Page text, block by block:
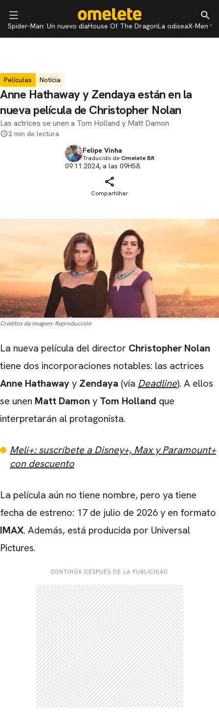
Spider-Man: Un nuevo díaHouse Of The DragonLa odiseaX-Men 97
Películas Notícia
Anne Hathaway y Zendaya están en la
nueva película de Christopher Nolan
Las actrices se unen a Tom Holland y Matt Damon
2 min de lectura
Felipe Vinha
Traducido deOmelete BR
09.11.2024, a las 09H58.
Compartilhar
Créditos da imagem: Reproducción
La nueva película del director Christopher Nolan
tiene dos incorporaciones notables: las actrices
Anne Hathawayy Zendaya (vía Deadline). A ellos
se unen Matt Damon y Tom Holland que
interpretarán al protagonista.
Meli+: suscríbete a Disney+, Max y Paramount+
con descuento
La película aún no tiene nombre, pero ya tiene
fecha de estreno: 17 de julio de 2026 y en formato
IMAX. Además, está producida por Universal
Pictures.
CONTINÚA DESPUÉS DE LA PUBLICIDAD